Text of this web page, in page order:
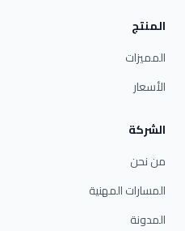
المنتج
المميزات
الأسعار
الشركة
من نحن
المسارات المهنية
المدونة